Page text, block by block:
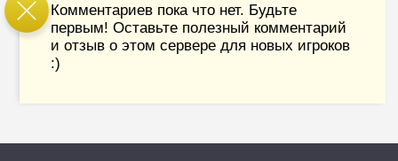
Комментариев пока что нет. Будьте
первым! Оставьте полезный комментарий
и отзыв о этом сервере для новых игроков
:)